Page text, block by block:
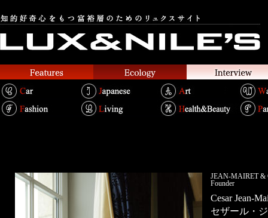
JEAN-MAIRET
Founder
Cesar Jean-
セザール・